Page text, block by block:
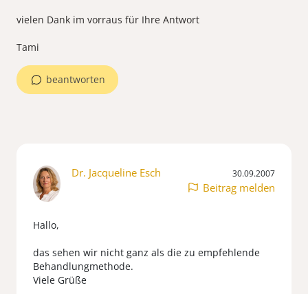
vielen Dank im vorraus für Ihre Antwort
Tami
beantworten
Dr. Jacqueline Esch 30.09.2007
Beitrag melden
Hallo,
das sehen wir nicht ganz als die zu empfehlende
Behandlungmethode.
Viele Grüße